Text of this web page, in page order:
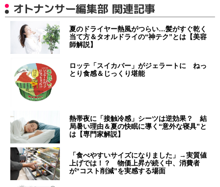
オトナンサー編集部 関連記事
夏のドライヤー熱風がつらい…髪がすぐ乾く
当て方＆タオルドライの“神テク”とは【美容
師解説】
ロッテ「スイカバー」がジェラートに ねっ
とり食感＆じっくり堪能
熱帯夜に「接触冷感」シーツは逆効果？ 結
局暑い理由＆夏の快眠に導く“意外な寝具”と
は【専門家解説】
「食べやすいサイズになりました」→実質値
上げでは！？ 物価上昇が続く中、消費者
が“コスト削減”を実感する場面